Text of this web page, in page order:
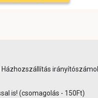
is! (csomagolás - 150Ft)